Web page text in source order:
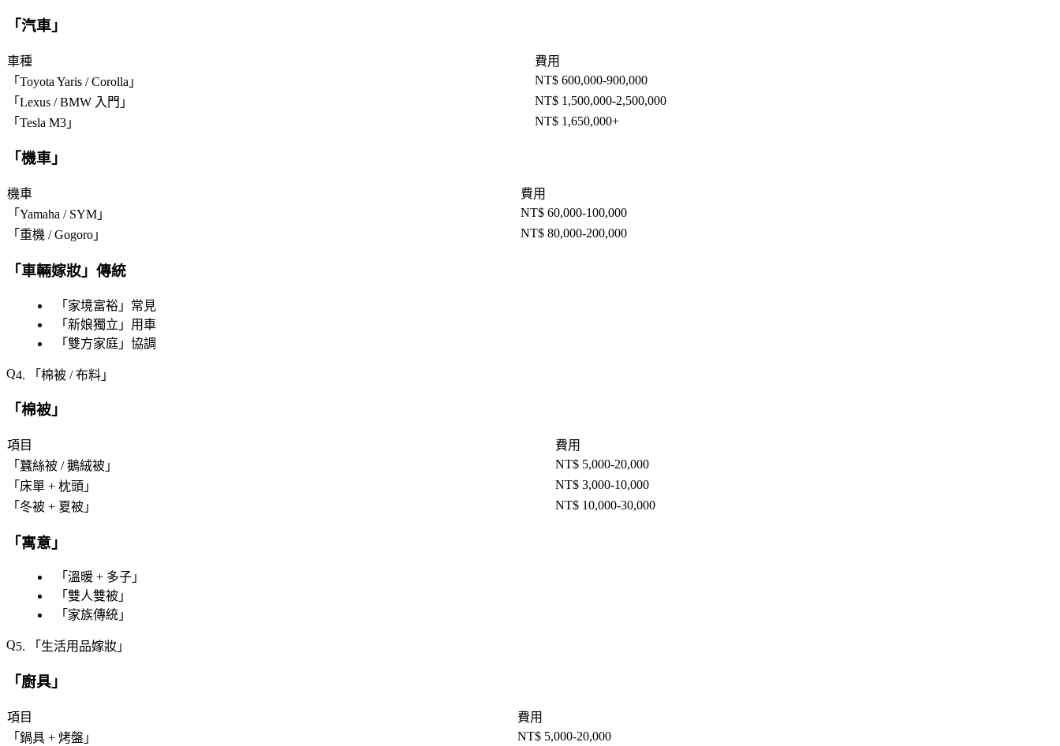
「汽車 」
車種
費用
「 Toyota Yaris / Corolla 」
NT$ 600,000-900,000
「 Lexus / BMW 入門 」
NT$ 1,500,000-2,500,000
「 Tesla M3 」 NT$ 1,650,000+
「機車 」
機車
費用
「 Yamaha / SYM 」
NT$ 60,000-100,000
「 重機 / Gogoro 」 NT$ 80,000-200,000
「 車輛嫁妝 」傳統
「 家境富裕 」常見
「 新娘獨立 」用車
「 雙方家庭 」協調
4. 「 棉被 / 布料 」
「棉被 」
項目
費用
「 蠶絲被 / 鵝絨被 」
NT$ 5,000-20,000
「 床單 + 枕頭 」
NT$ 3,000-10,000
「 冬被 + 夏被 」 NT$ 10,000-30,000
「寓意 」
「 溫暖 + 多子 」
「 雙人雙被 」
「 家族傳統 」
5. 「 生活用品嫁妝 」
「 廚具 」
項目
費用
「 鍋具 + 烤盤 」 NT$ 5,000-20,000